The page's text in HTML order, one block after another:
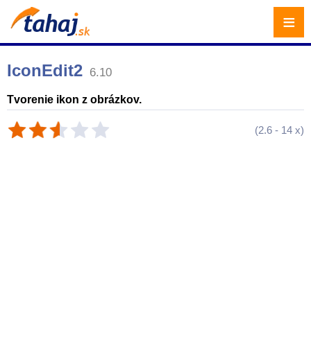
IconEdit2 6.10
Tvorenie ikon z obrázkov.
(2.6 - 14 x)
≡